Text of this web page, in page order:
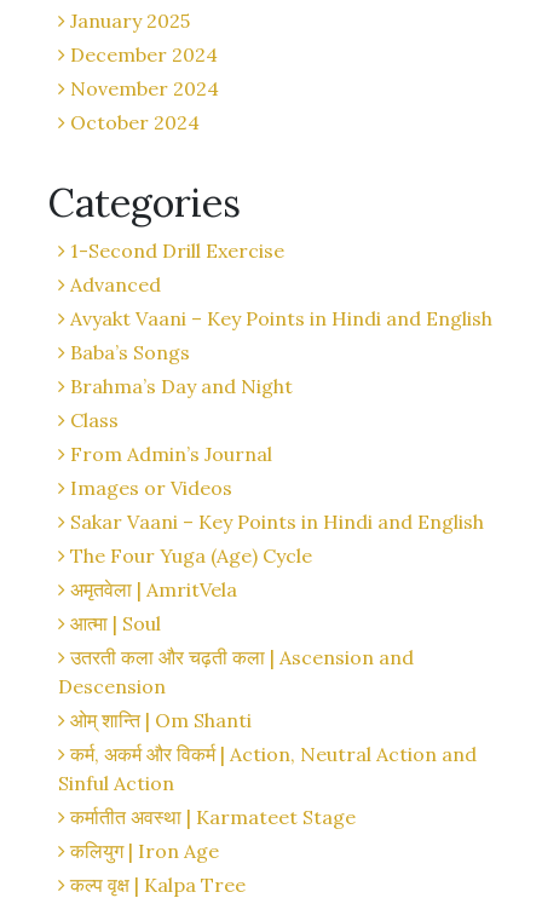
January 2025
December 2024
November 2024
October 2024
Categories
1-Second Drill Exercise
Advanced
Avyakt Vaani – Key Points in Hindi and English
Baba’s Songs
Brahma’s Day and Night
Class
From Admin’s Journal
Images or Videos
Sakar Vaani – Key Points in Hindi and English
The Four Yuga (Age) Cycle
अमृतवेला | AmritVela
आत्मा | Soul
उतरती कला और चढ़ती कला | Ascension and
Descension
ओम् शान्ति | Om Shanti
कर्म, अकर्म और विकर्म | Action, Neutral Action and
Sinful Action
कर्मातीत अवस्था | Karmateet Stage
कलियुग | Iron Age
कल्प वृक्ष | Kalpa Tree